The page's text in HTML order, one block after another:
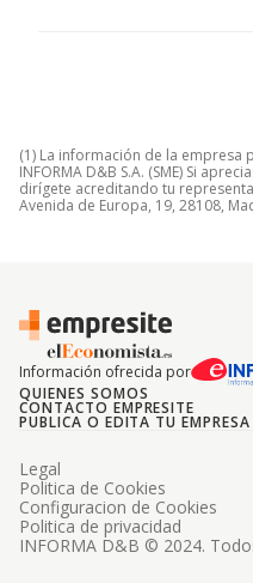
(1) La información de la empresa
INFORMA D&B S.A. (SME) Si
dirígete acreditando tu
Avenida de Europa, 19, 28108,
Información ofrecida por
QUIENES SOMOS
CONTACTO EMPRESITE
PUBLICA O EDITA TU EMPRESA
INFORMA D&B © 2024.
Legal
Politica de Cookies
Configuracion de Cookies
Politica de privacidad